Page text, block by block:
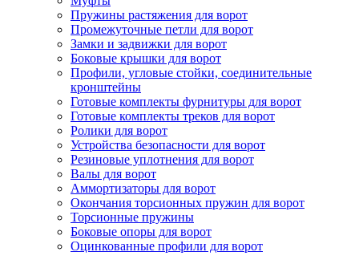
Пружины растяжения для ворот
Промежуточные петли для ворот
Замки и задвижки для ворот
Боковые крышки для ворот
Профили, угловые стойки, соединительные
кронштейны
Готовые комплекты фурнитуры для ворот
Готовые комплекты треков для ворот
Ролики для ворот
Устройства безопасности для ворот
Резиновые уплотнения для ворот
Валы для ворот
Аммортизаторы для ворот
Окончания торсионных пружин для ворот
Торсионные пружины
Боковые опоры для ворот
Оцинкованные профили для ворот